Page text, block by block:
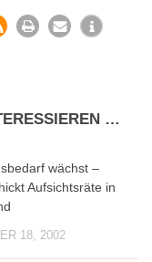
…
wächst –
Aufsichtsräte in
18, 2002